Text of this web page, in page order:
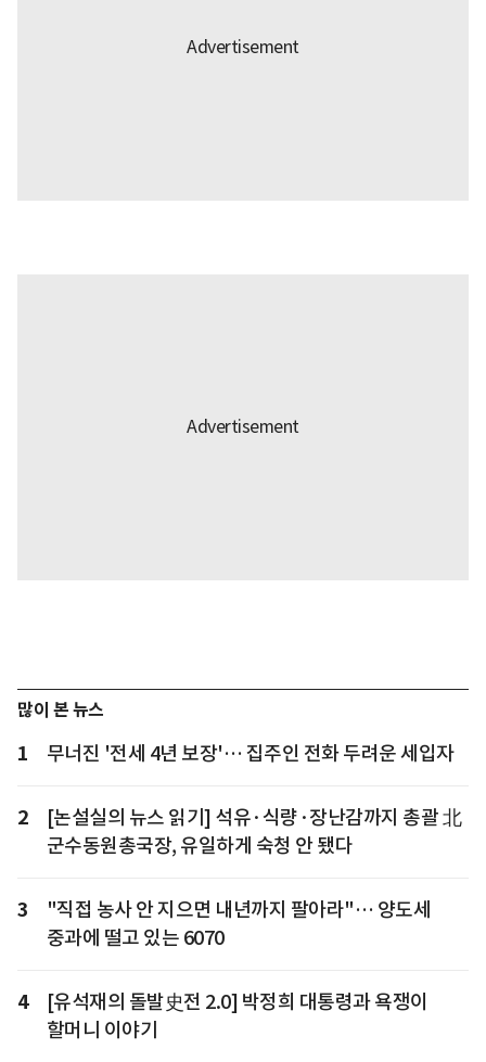
많이 본 뉴스
1 무너진 '전세 4년 보장'… 집주인 전화 두려운 세입자
2
[논설실의 뉴스 읽기] 석유·식량·장난감까지 총괄 北
군수동원총국장, 유일하게 숙청 안 됐다
3
"직접 농사 안 지으면 내년까지 팔아라"… 양도세
중과에 떨고 있는 6070
4
[유석재의 돌발史전 2.0] 박정희 대통령과 욕쟁이
할머니 이야기